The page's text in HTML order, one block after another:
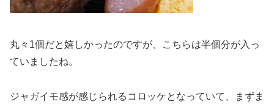
丸々1個だと嬉しかったのですが、こちらは半個分が入っ
ていましたね。
ジャガイモ感が感じられるコロッケとなっていて、まずま